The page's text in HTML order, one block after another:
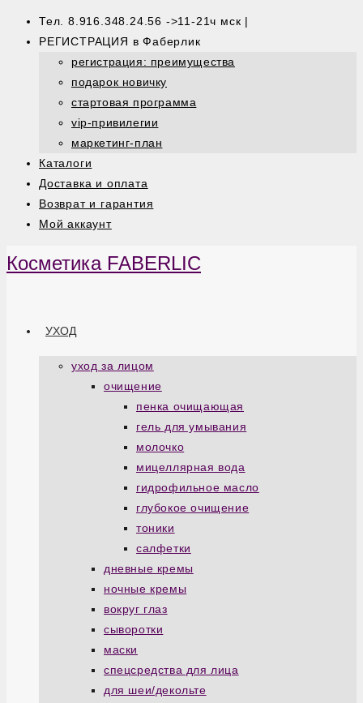
Тел. 8.916.348.24.56 ->11-21ч мск |
РЕГИСТРАЦИЯ в Фаберлик
регистрация: преимущества
подарок новичку
стартовая программа
vip-привилегии
маркетинг-план
Каталоги
Доставка и оплата
Возврат и гарантия
Мой аккаунт
Косметика FABERLIC
УХОД
уход за лицом
очищение
пенка очищающая
гель для умывания
молочко
мицеллярная вода
гидрофильное масло
глубокое очищение
тоники
салфетки
дневные кремы
ночные кремы
вокруг глаз
сыворотки
маски
спецсредства для лица
для шеи/декольте